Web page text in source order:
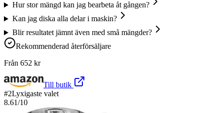
Hur stor mängd kan jag bearbeta åt gången?
Kan jag diska alla delar i maskin?
Blir resultatet jämnt även med små mängder?
Rekommenderad återförsäljare
Från 652 kr
Till butik
#2Lyxigaste valet
8.61/10